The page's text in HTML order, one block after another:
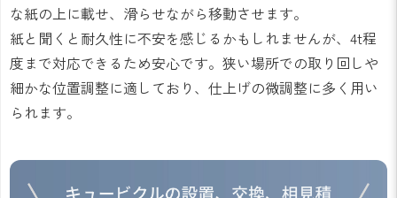
な紙の上に載せ、滑らせながら移動させます。
紙と聞くと耐久性に不安を感じるかもしれませんが、4t程
度まで対応できるため安心です。狭い場所での取り回しや
細かな位置調整に適しており、仕上げの微調整に多く用い
られます。